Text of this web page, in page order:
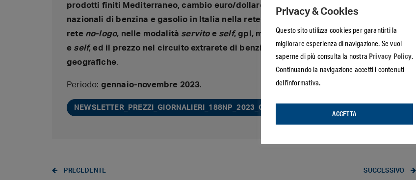
prodotti finiti Mediterraneo, cambio euro/dollaro
nazionali di benzina e gasolio in Italia nella rete
di marchio nonché nella
rete no-logo, nelle modalità servitoe self, gpl, metano e gnl nelle modalitàservito
e self, ed il prezzo nel circuito extrarete di benzina e gasolio per macroaree
geografiche.
Periodo: gennaio-novembre 2023.
NEWSLETTER_PREZZI_GIORNALIERI_188NP_2023_GEN_NOV_2023
PRECEDENTE SUCCESSIVO
Privacy & Cookies
Questo sito utilizza cookies per garantirti la
migliorare esperienza di navigazione. Se vuoi
saperne di più consulta la nostra Privacy Policy.
Continuando la navigazione accetti i contenuti
dell'informativa.
ACCETTA